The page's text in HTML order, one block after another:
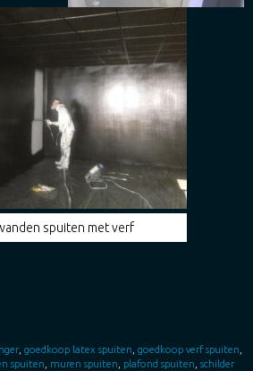
spuiten met verf
goedkoop latex spuiten goedkoop verf spuiten
spuiten muren spuiten plafond spuiten schilder